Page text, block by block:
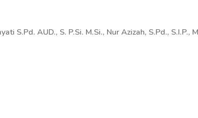
S.Pd. AUD., S. P.Si. M.Si., Nur Azizah, S.Pd., S.I.P.,